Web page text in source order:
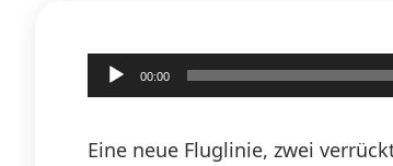
Audio-
Player
00:00
Eine neue Fluglinie, zwei